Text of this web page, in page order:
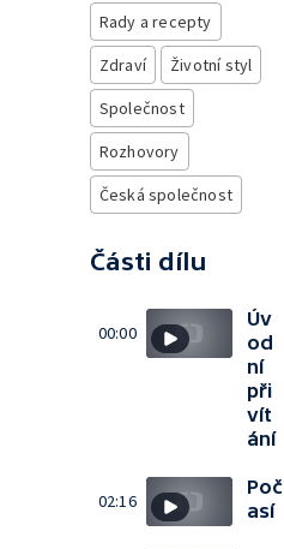
Rady a recepty
Zdraví
Životní styl
Společnost
Rozhovory
Česká společnost
Části dílu
00:00
Úv
od
ní
při
vít
ání
02:16
Poč
así